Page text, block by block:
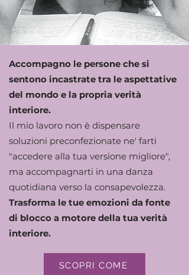
Accompagno le persone che si
sentono incastrate tra le aspettative
del mondo e la propria verità
interiore.
Il mio lavoro non è dispensare
soluzioni preconfezionate ne' farti
"accedere alla tua versione migliore",
ma accompagnarti in una danza
quotidiana verso la consapevolezza.
Trasforma le tue emozioni da fonte
di blocco a motore della tua verità
interiore.
SCOPRI COME